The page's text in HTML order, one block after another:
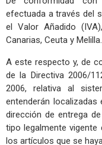
efectuada a través del
el Valor Añadido
Canarias, Ceuta y Melilla.
A este respecto y, de
de la Directiva 2006/
2006, relativa al
entenderán
dirección de entrega
tipo legalmente
los artículos que se